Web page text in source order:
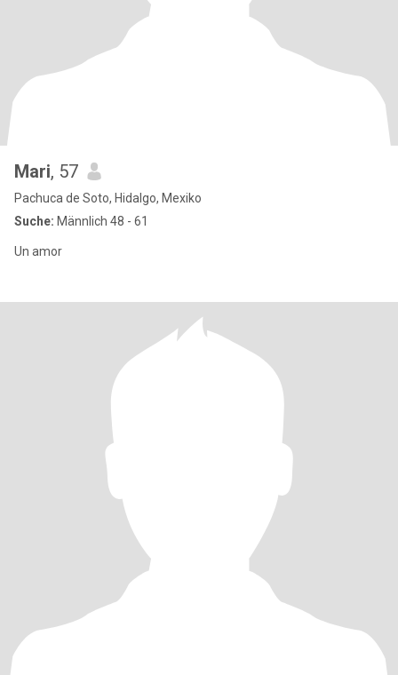
Mari, 57
Pachuca de Soto, Hidalgo, Mexiko
Suche: Männlich 48 - 61
Un amor